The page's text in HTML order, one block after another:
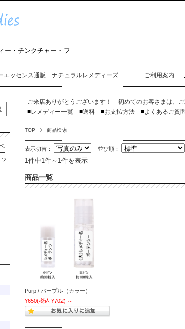
ー・チンクチャー・フ
エッセンス通販 ナチュラルレメディーズ ご利用案内
ご来店ありがとうございます！ 初めてのお客さまは、
■レメディー一覧 ■送料 ■お支払方法 ■よくあるご質
TOP 商品検索
表示切替： 並び順：
1件中1件～1件を表示
商品一覧
Purp./ パープル（カラー）
¥650(税込 ¥702) ～